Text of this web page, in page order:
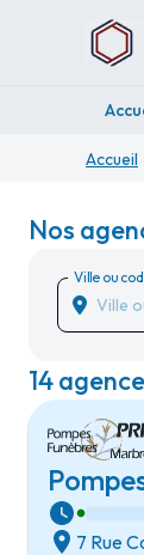
Accueil
Nos
Ville ou
14
7 Rue